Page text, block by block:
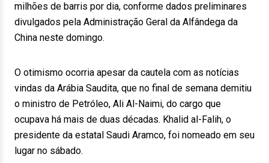
milhões de barris por dia, conforme dados preliminares
divulgados pela Administração Geral da Alfândega da
China neste domingo.
O otimismo ocorria apesar da cautela com as notícias
vindas da Arábia Saudita, que no final de semana demitiu
o ministro de Petróleo, Ali Al-Naimi, do cargo que
ocupava há mais de duas décadas. Khalid al-Falih, o
presidente da estatal Saudi Aramco, foi nomeado em seu
lugar no sábado.